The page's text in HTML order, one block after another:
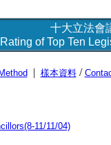
十大立法會
Rating of Top Ten
| 樣本資料/
11/11/04)